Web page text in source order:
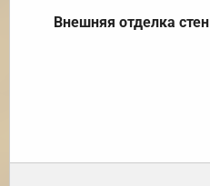
Внешняя отделка стен